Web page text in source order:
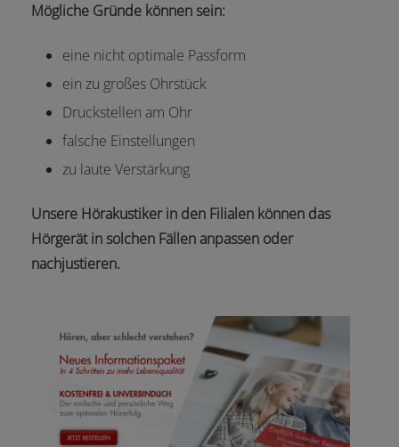
Mögliche Gründe können sein:
eine nicht optimale Passform
ein zu großes Ohrstück
Druckstellen am Ohr
falsche Einstellungen
zu laute Verstärkung
Unsere Hörakustiker in den Filialen können das
Hörgerät in solchen Fällen anpassen oder
nachjustieren.